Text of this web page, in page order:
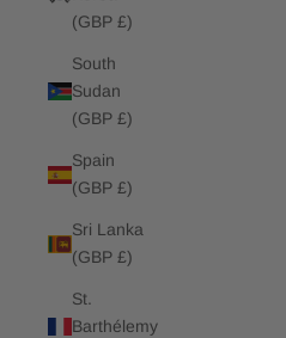
(GBP £)
South
Sudan
(GBP £)
Spain
(GBP £)
Sri Lanka
(GBP £)
St.
Barthélemy